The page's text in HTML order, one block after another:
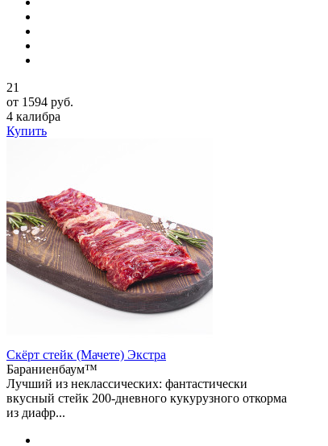
21
от 1594 руб.
4 калибра
Купить
Скёрт стейк (Мачете) Экстра
Бараниенбаум™
Лучший из неклассических: фантастически
вкусный стейк 200-дневного кукурузного откорма
из диафр...